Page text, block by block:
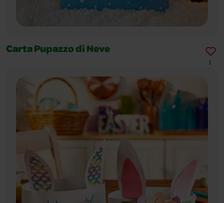
Carta Pupazzo di Neve
1